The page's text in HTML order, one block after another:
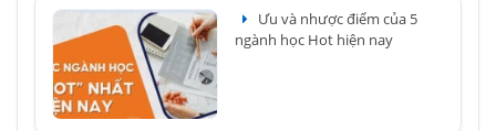
Ưu và nhược điểm của 5
ngành học Hot hiện nay